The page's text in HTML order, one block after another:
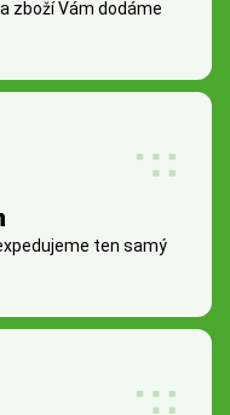
zboží Vám dodáme
ten samý